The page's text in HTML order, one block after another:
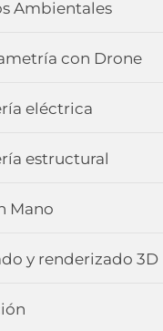
Ambientales
con Drone
eléctrica
estructural
Mano
y renderizado 3D